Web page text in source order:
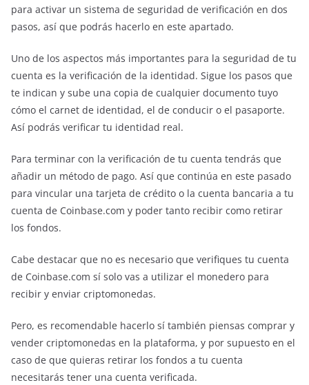
para activar un sistema de seguridad de verificación en dos
pasos, así que podrás hacerlo en este apartado.
Uno de los aspectos más importantes para la seguridad de tu
cuenta es la verificación de la identidad. Sigue los pasos que
te indican y sube una copia de cualquier documento tuyo
cómo el carnet de identidad, el de conducir o el pasaporte.
Así podrás verificar tu identidad real.
Para terminar con la verificación de tu cuenta tendrás que
añadir un método de pago. Así que continúa en este pasado
para vincular una tarjeta de crédito o la cuenta bancaria a tu
cuenta de Coinbase.com y poder tanto recibir como retirar
los fondos.
Cabe destacar que no es necesario que verifiques tu cuenta
de Coinbase.com sí solo vas a utilizar el monedero para
recibir y enviar criptomonedas.
Pero, es recomendable hacerlo sí también piensas comprar y
vender criptomonedas en la plataforma, y por supuesto en el
caso de que quieras retirar los fondos a tu cuenta
necesitarás tener una cuenta verificada.